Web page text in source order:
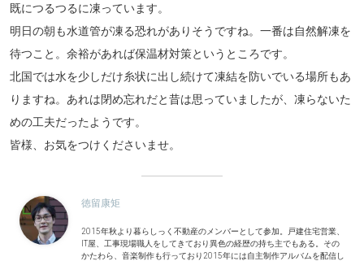
既につるつるに凍っています。
明日の朝も水道管が凍る恐れがありそうですね。一番は自然解凍を
待つこと。余裕があれば保温材対策というところです。
北国では水を少しだけ糸状に出し続けて凍結を防いでいる場所もあ
りますね。あれは閉め忘れだと昔は思っていましたが、凍らないた
めの工夫だったようです。
皆様、お気をつけくださいませ。
徳留康矩
2015年秋より暮らしっく不動産のメンバーとして参加。戸建住宅営業、
IT屋、工事現場職人をしてきており異色の経歴の持ち主でもある。その
かたわら、音楽制作も行っており2015年には自主制作アルバムを配信し